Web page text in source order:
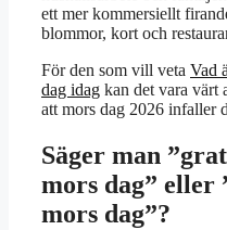
ett mer kommersiellt
blommor, kort och
För den som vill veta Vad
dag idag kan det vara värt
att mors dag 2026 infaller
Säger man
mors dag” eller
mors dag”?